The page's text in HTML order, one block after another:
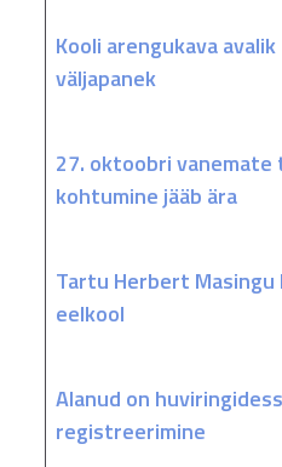
Kooli arengukava avalik
väljapanek
27. oktoobri vanemate
kohtumine jääb ära
Tartu Herbert Masingu
eelkool
Alanud on
registreerimine